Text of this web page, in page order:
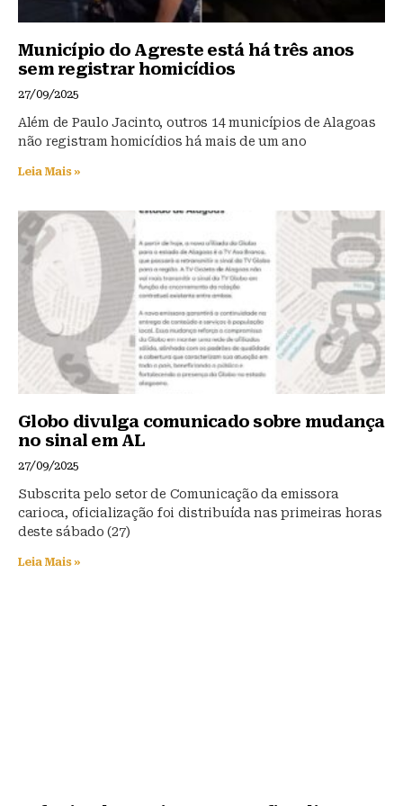
Município do Agreste está há três anos
sem registrar homicídios
27/09/2025
Além de Paulo Jacinto, outros 14 municípios de Alagoas
não registram homicídios há mais de um ano
Leia Mais »
Globo divulga comunicado sobre mudança
no sinal em AL
27/09/2025
Subscrita pelo setor de Comunicação da emissora
carioca, oficialização foi distribuída nas primeiras horas
deste sábado (27)
Leia Mais »